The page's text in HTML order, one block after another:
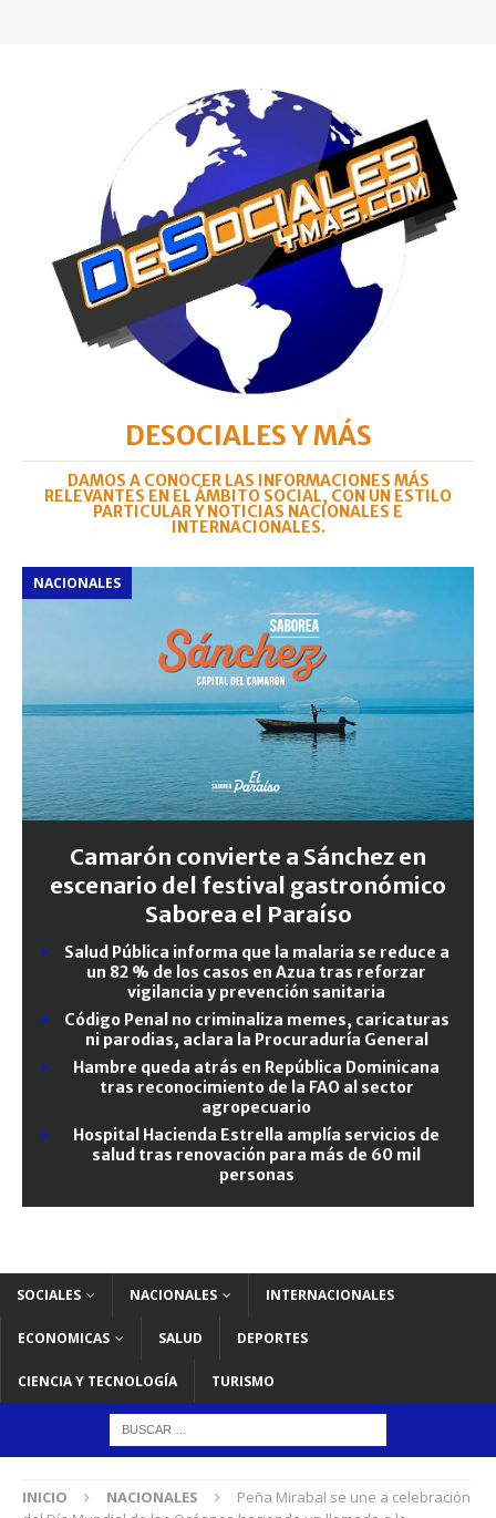
DESOCIALES Y MÁS
DAMOS A CONOCER LAS INFORMACIONES MÁS
RELEVANTES EN EL ÁMBITO SOCIAL, CON UN ESTILO
PARTICULAR Y NOTICIAS NACIONALES E
INTERNACIONALES.
NACIONALES
Camarón convierte a Sánchez en
escenario del festival gastronómico
Saborea el Paraíso
Salud Pública informa que la malaria se reduce a
un 82 % de los casos en Azua tras reforzar
vigilancia y prevención sanitaria
Código Penal no criminaliza memes, caricaturas
ni parodias, aclara la Procuraduría General
Hambre queda atrás en República Dominicana
tras reconocimiento de la FAO al sector
agropecuario
Hospital Hacienda Estrella amplía servicios de
salud tras renovación para más de 60 mil
personas
SOCIALES NACIONALES INTERNACIONALES
ECONOMICAS SALUD DEPORTES
CIENCIA Y TECNOLOGÍA TURISMO
INICIO NACIONALES
Peña Mirabal se une a celebración